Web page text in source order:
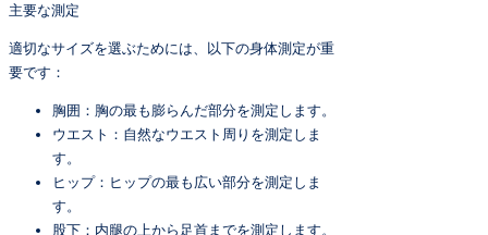
主要な測定
適切なサイズを選ぶためには、以下の身体測定が重
要です：
胸囲：胸の最も膨らんだ部分を測定します。
ウエスト：自然なウエスト周りを測定しま
す。
ヒップ：ヒップの最も広い部分を測定しま
す。
股下：内腿の上から足首までを測定します。